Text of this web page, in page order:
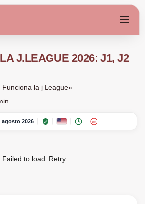
J.LEAGUE 2026: J1, J2
Funciona la j League»
agosto 2026 18+
Failed to load. Retry